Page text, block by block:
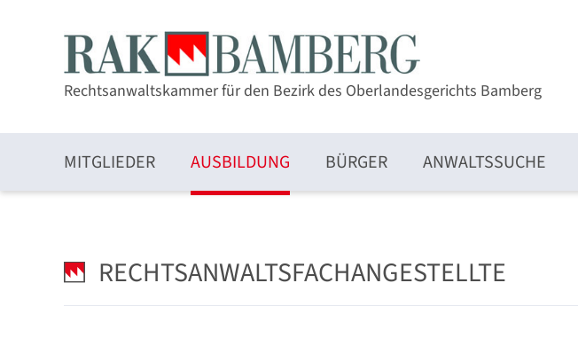
Rechtsanwaltskammer für den Bezirk des Oberlandesgerichts Bamberg
MITGLIEDER AUSBILDUNG BÜRGER ANWALTSSUCHE
RECHTSANWALTSFACHANGESTELLTE